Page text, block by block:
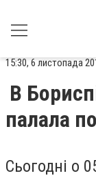
15:30, 6 листопада
В
палала
Сьогодні о